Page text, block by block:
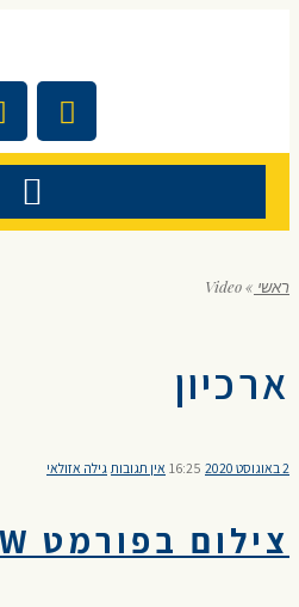
ראשי »
Video
ארכיון
2 באוגוסט 2020 16:25 אין תגובות גילה אזולאי
צילום בפורמט RAW